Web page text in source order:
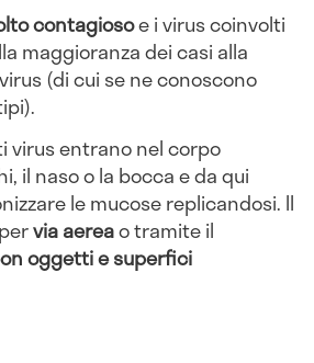
contagiosoe i virus coinvolti
maggioranza dei casi alla
(di cui se ne conoscono
virus entrano nel corpo
il naso o la bocca e da qui
le mucose replicandosi. Il
via aereao tramite il
oggetti e superfici